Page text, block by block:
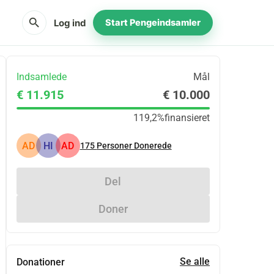
search Log ind Start Pengeindsamler
Indsamlede Mål
€ 11.915 € 10.000
119,2%finansieret
AD HI AD 175 Personer Donerede
Del
Doner
Donationer Se alle